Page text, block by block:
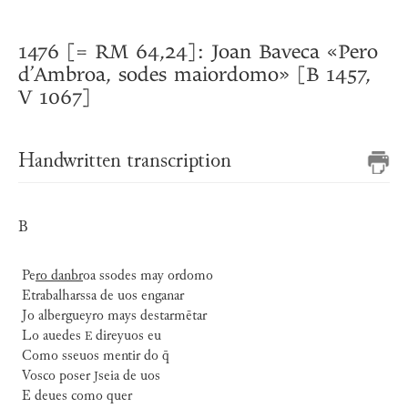
1476 [= RM 64,24]: Joan Baveca «Pero
d’Ambroa, sodes maiordomo» [B 1457,
V 1067]
Handwritten transcription
B
Pero danbroa ssodes may ordomo
Etrabalharssa de uos enganar
Jo albergueyro mays destarmētar
Lo auedes E direyuos eu
Como sseuos mentir do q̄
Vosco poser seia de uos
E deues como quer